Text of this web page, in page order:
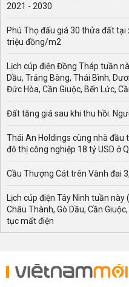
2021 - 2030
Phú Thọ đấu giá 30 thửa đất tại
triệu đồng/m2
Lịch cúp điện Đồng Tháp tuần
Dầu, Trảng Bàng, Thái Bình,
Đức Hòa, Cần Giuộc, Bến Lức,
Đất tăng giá sau khi thu hồi:
Thái An Holdings cùng nhà
đô thị công nghiệp 18 tỷ USD ở
Cầu Thượng Cát trên Vành đai
Lịch cúp điện Tây Ninh tuần
Châu Thành, Gò Dầu, Cần
tục mất điện